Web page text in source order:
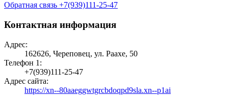
Обратная связь +7(939)111-25-47
Контактная информация
Адрес:
162626, Череповец, ул. Раахе, 50
Телефон 1:
+7(939)111-25-47
Адрес сайта:
https://xn--80aaeggwtgrcbdoqpd9sla.xn--p1ai